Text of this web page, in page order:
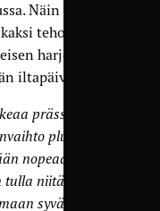
Näin ennen
tehokasta
harjoituksen
iltapäivällä.
prässiä.
plussaa, eli
nopeaan
niitäkin
syvältä”